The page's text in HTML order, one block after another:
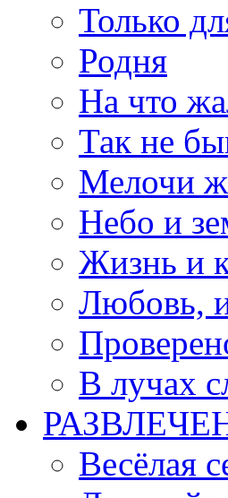
Только
Родня
На что
Так не
Мелочи
Небо и
Жизнь и
Любовь,
В лучах
Весёлая